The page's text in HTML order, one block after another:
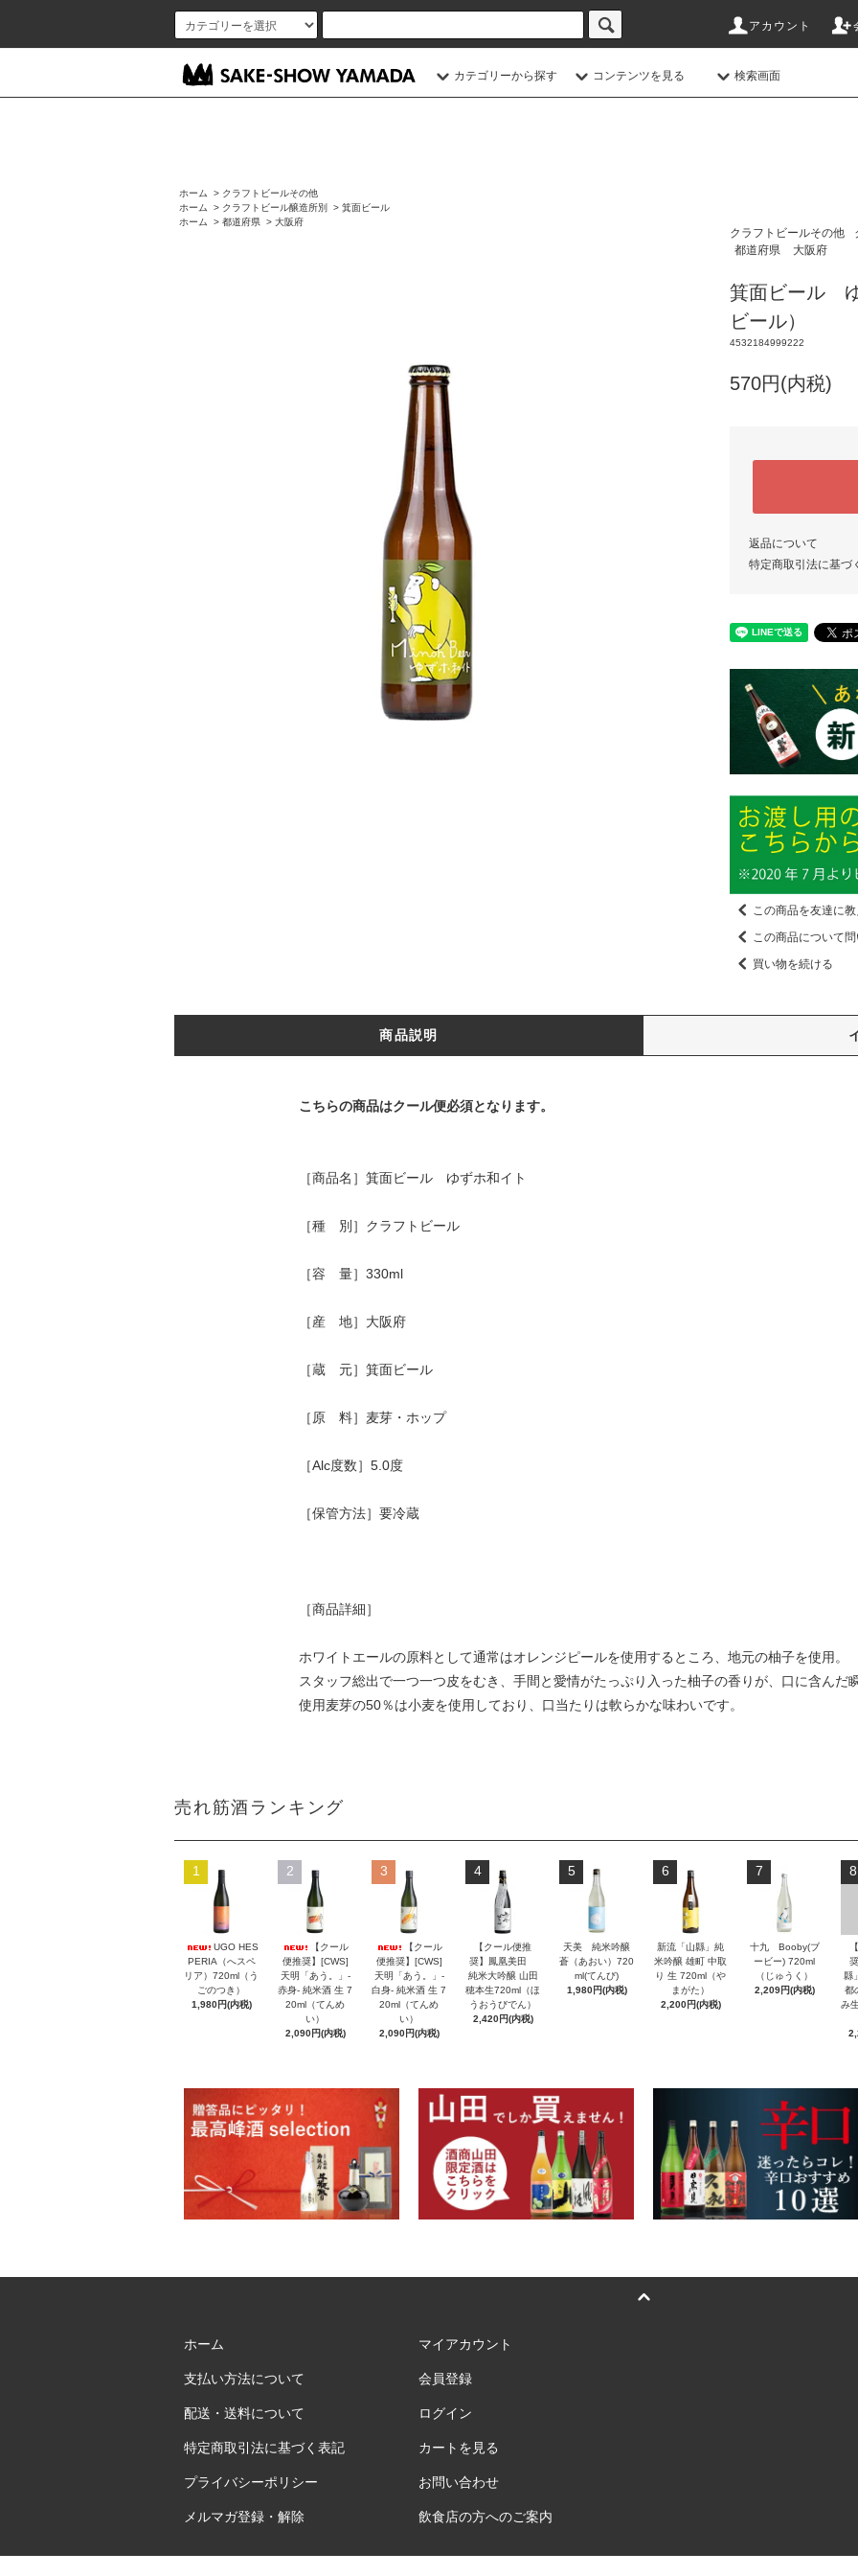
アカウント
カテゴリーから探す コンテンツを見る 検索画面
ホーム > クラフトビールその他
ホーム
> クラフトビール醸造所別 >箕面ビール
ホーム
>都道府県 >大阪府
クラフトビールその他
都道府県
大阪府
箕面ビール
ビール）
4532184999222
570円(内税)
返品について
特定商取引法に基づ
この商品を友達に教
この商品について
買い物を続ける
商品説明
こちらの商品はクール便必須となります。
［商品名］箕面ビール ゆずホ和イト
［種 別］クラフトビール
［容 量］330ml
［産 地］大阪府
［蔵 元］箕面ビール
［原 料］麦芽・ホップ
［Alc度数］5.0度
［保管方法］要冷蔵
［商品詳細］
ホワイトエールの原料として通常はオレンジピールを使用するところ、地元の柚子を使用。
スタッフ総出で一つ一つ皮をむき、手間と愛情がたっぷり入った柚子の香りが、口に含んだ
使用麦芽の50％は小麦を使用しており、口当たりは軟らかな味わいです。
売れ筋酒ランキング
1
UGO HES
PERIA（へスペ
リア）720ml（う
ごのつき）
1,980円(内税)
2
【クール
便推奨】[CWS]
天明「あう。」-
赤身- 純米酒 生 7
20ml（てんめ
い）
2,090円(内税)
3
【クール
便推奨】[CWS]
天明「あう。」-
白身- 純米酒 生 7
20ml（てんめ
い）
2,090円(内税)
4
【クール便推
奨】鳳凰美田
純米大吟醸 山田
穂本生720ml（ほ
うおうびでん）
2,420円(内税)
5
天美 純米吟醸
蒼（あおい）720
ml(てんび)
1,980円(内税)
6
新流「山縣」純
米吟醸 雄町 中取
り 生 720ml（や
まがた）
2,200円(内税)
7
十九 Booby(ブ
ービー) 720ml
（じゅうく）
2,209円(内税)
8
縣
都
み
ホーム
支払い方法について
配送・送料について
特定商取引法に基づく表記
プライバシーポリシー
メルマガ登録・解除
マイアカウント
会員登録
ログイン
カートを見る
お問い合わせ
飲食店の方へのご案内